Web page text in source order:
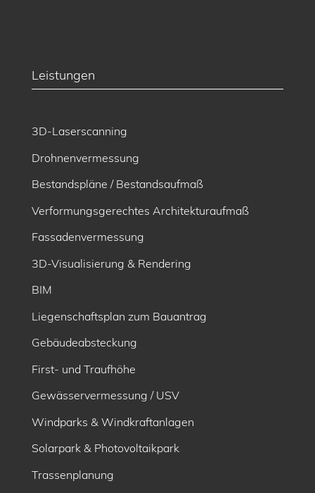
Leistungen
3D-Laserscanning
Drohnenvermessung
Bestandspläne / Bestandsaufmaß
Verformungsgerechtes Architekturaufmaß
Fassadenvermessung
3D-Visualisierung & Rendering
BIM
Liegenschaftsplan zum Bauantrag
Gebäudeabsteckung
First- und Traufhöhe
Gewässervermessung / USV
Windparks & Windkraftanlagen
Solarpark & Photovoltaikpark
Trassenplanung